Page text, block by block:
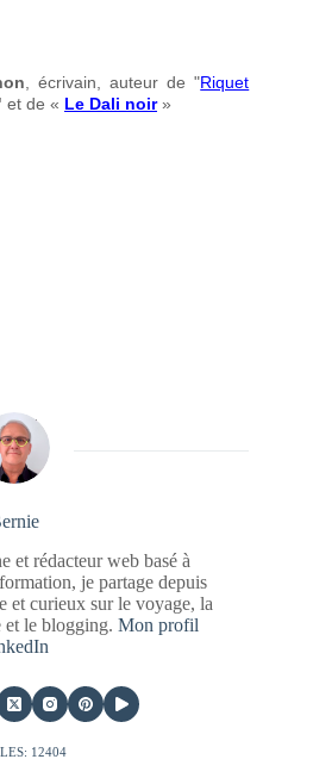
, écrivain, auteur de "Riquet
et de « Le Dali noir»
et rédacteur web basé à
je partage depuis
et curieux sur le voyage, la
et le blogging. Mon profil
12404